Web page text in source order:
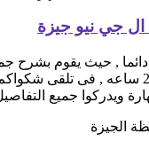
ال جي نيو جيزة
حيث يقوم بشرح
يوجد فريق دعم فنى يقوم صيانه جميع الاجهزه
ويدركوا جميع
الجيزة